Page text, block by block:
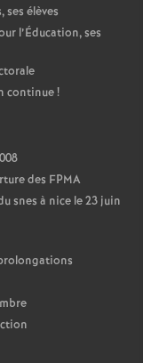
ses élèves
l’Éducation, ses
continue!
des FPMA
snes à nice le 23 juin